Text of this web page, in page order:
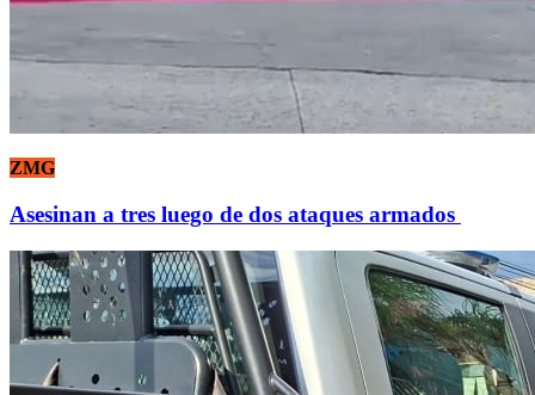
ZMG
Asesinan a tres luego de dos ataques armados